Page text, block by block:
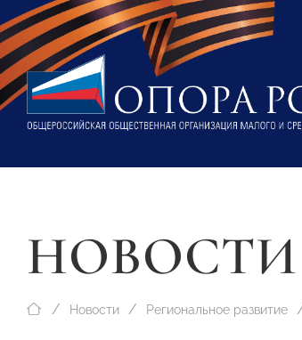
НОВОСТИ
Новости Региональное развитие